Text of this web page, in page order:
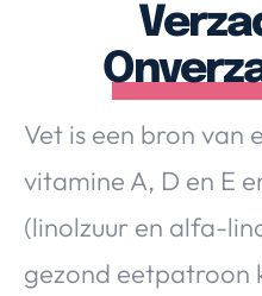
Over
De
Food & Drinks Health &
Travel
Vet is een bron van
vitamine A, D en E
(linolzuur en alfa-
gezond eetpatroon